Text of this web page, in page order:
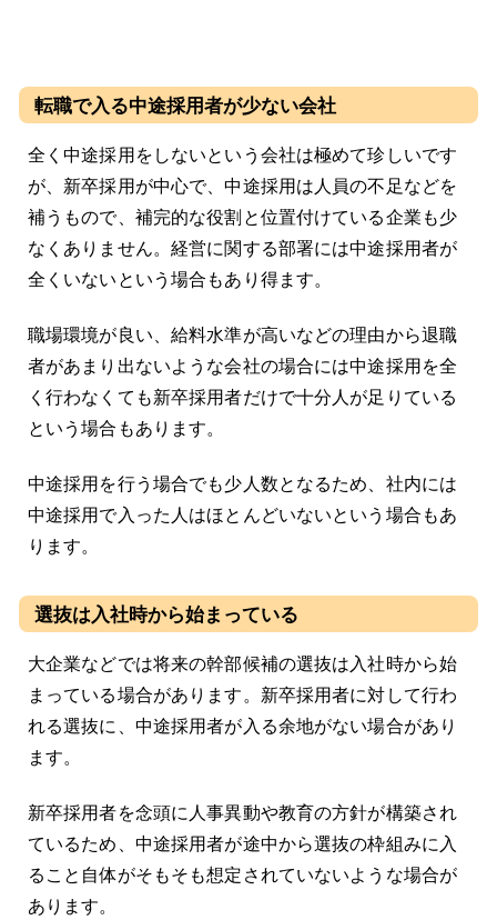
転職で入る中途採用者が少ない会社
全く中途採用をしないという会社は極めて珍しいです
が、新卒採用が中心で、中途採用は人員の不足などを
補うもので、補完的な役割と位置付けている企業も少
なくありません。経営に関する部署には中途採用者が
全くいないという場合もあり得ます。
職場環境が良い、給料水準が高いなどの理由から退職
者があまり出ないような会社の場合には中途採用を全
く行わなくても新卒採用者だけで十分人が足りている
という場合もあります。
中途採用を行う場合でも少人数となるため、社内には
中途採用で入った人はほとんどいないという場合もあ
ります。
選抜は入社時から始まっている
大企業などでは将来の幹部候補の選抜は入社時から始
まっている場合があります。新卒採用者に対して行わ
れる選抜に、中途採用者が入る余地がない場合があり
ます。
新卒採用者を念頭に人事異動や教育の方針が構築され
ているため、中途採用者が途中から選抜の枠組みに入
ること自体がそもそも想定されていないような場合が
あります。